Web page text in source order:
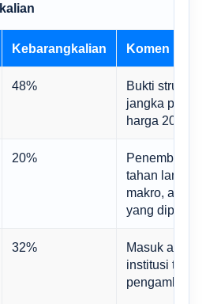
Kebarangkalian Komen
48%
Bukti struktur
jangka
harga 2026
20%
Penembusan
tahan lama
makro, aliran
yang
32%
Masuk akal
institusi
pengambilan